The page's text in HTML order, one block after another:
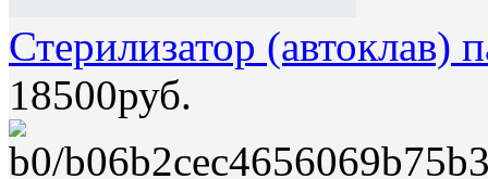
Стерилизатор
18500руб.